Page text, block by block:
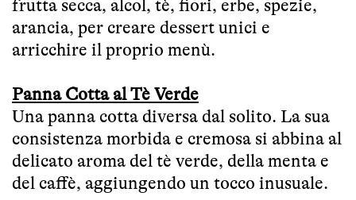
frutta secca, alcol, tè, fiori, erbe, spezie,
arancia, per creare dessert unici e
arricchire il proprio menù.
Panna Cotta al Tè Verde
Una panna cotta diversa dal solito. La sua
consistenza morbida e cremosa si abbina al
delicato aroma del tè verde, della menta e
del caffè, aggiungendo un tocco inusuale.